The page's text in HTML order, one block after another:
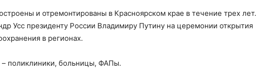
и отремонтированы в Красноярском крае в течение трех лет.
Усс президенту России Владимиру Путину на церемонии открытия
в регионах.
– поликлиники, больницы, ФАПы.